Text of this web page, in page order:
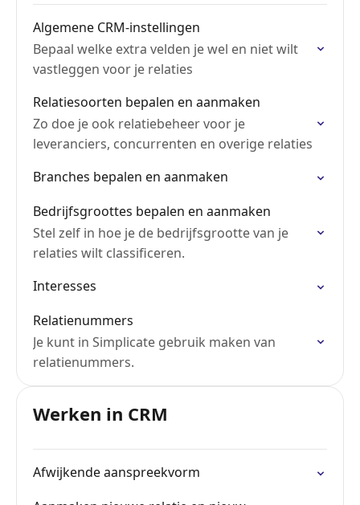
Algemene CRM-instellingen
Bepaal welke extra velden je wel en niet wilt
vastleggen voor je relaties
Relatiesoorten bepalen en aanmaken
Zo doe je ook relatiebeheer voor je
leveranciers, concurrenten en overige relaties
Branches bepalen en aanmaken
Bedrijfsgroottes bepalen en aanmaken
Stel zelf in hoe je de bedrijfsgrootte van je
relaties wilt classificeren.
Interesses
Relatienummers
Je kunt in Simplicate gebruik maken van
relatienummers.
Werken in CRM
Afwijkende aanspreekvorm